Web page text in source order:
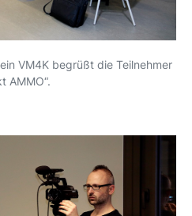
VM4K begrüßt die Teilnehmer
AMMO“.